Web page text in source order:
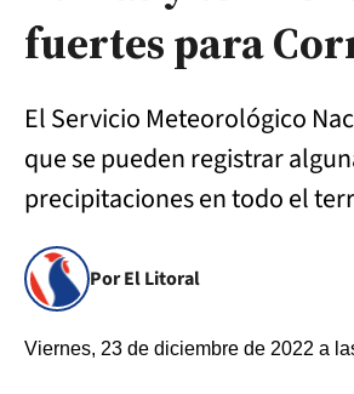
fuertes para
El Servicio Meteorológico
que se pueden registrar
precipitaciones en todo el
Por El Litoral
Viernes, 23 de diciembre de 2022 a